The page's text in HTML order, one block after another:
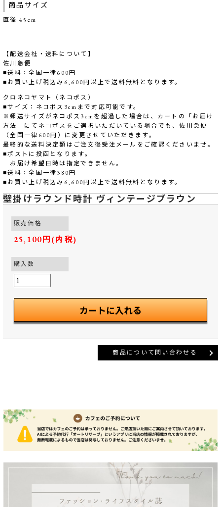
商品サイズ
直径 45cm
【配送会社・送料について】
佐川急便
■送料：全国一律600円
■お買い上げ税込み6,600円以上で送料無料となります。
クロネコヤマト（ネコポス）
■サイズ：ネコポス3cmまで対応可能です。
※郵送サイズがネコポス3cmを超過した場合は、カートの「お届け
方法」にてネコポスをご選択いただいている場合でも、佐川急便
（全国一律600円）に変更させていただきます。
最終的な送料決定額はご注文後受注メールをご確認くださいませ。
■ポストに投函となります。
お届け希望日時は指定できません。
■送料：全国一律380円
■お買い上げ税込み6,600円以上で送料無料となります。
壁掛けラウンド時計 ヴィンテージブラウン
販売価格
25,100円(内税)
購入数
商品について問い合わせる